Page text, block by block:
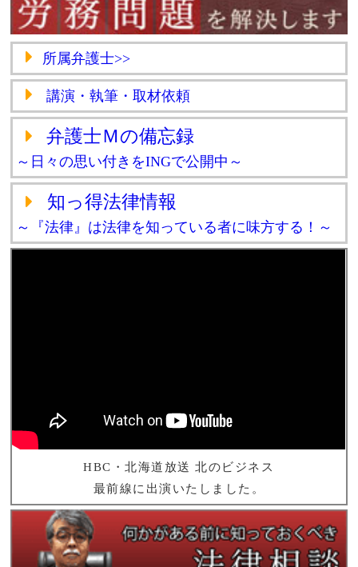
所属弁護士>>
講演・執筆・取材依頼
弁護士Ｍの備忘録
～日々の思い付きをINGで公開中～
知っ得法律情報
～『法律』は法律を知っている者に味方する！～
HBC・北海道放送 北のビジネス
最前線に出演いたしました。